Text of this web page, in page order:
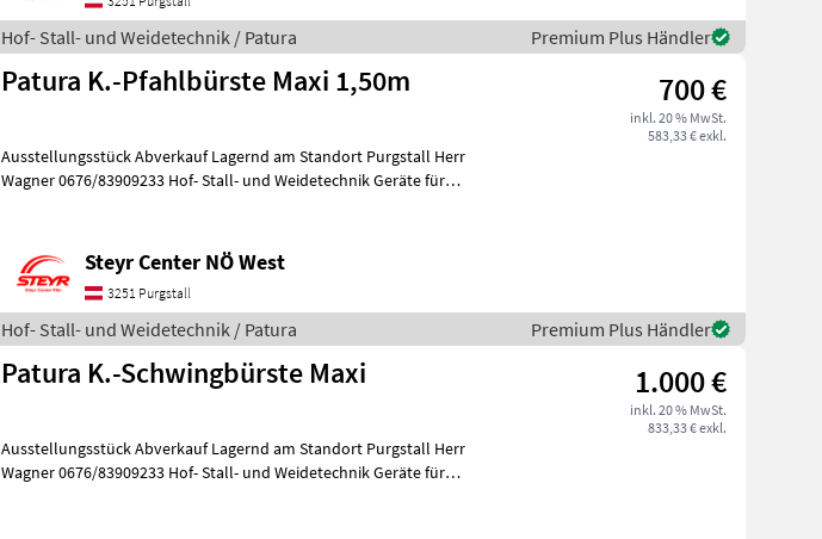
Hof- Stall- und Weidetechnik / Patura Premium Plus Händler
Patura K.-Pfahlbürste Maxi 1,50m 700 €
inkl. 20 % MwSt.
583,33 € exkl.
Ausstellungsstück Abverkauf Lagernd am Standort Purgstall Herr
Wagner 0676/83909233 Hof- Stall- und Weidetechnik Geräte für
Steyr Center NÖ West
3251 Purgstall
Hof- Stall- und Weidetechnik / Patura Premium Plus Händler
Patura K.-Schwingbürste Maxi 1.000 €
inkl. 20 % MwSt.
833,33 € exkl.
Ausstellungsstück Abverkauf Lagernd am Standort Purgstall Herr
Wagner 0676/83909233 Hof- Stall- und Weidetechnik Geräte für